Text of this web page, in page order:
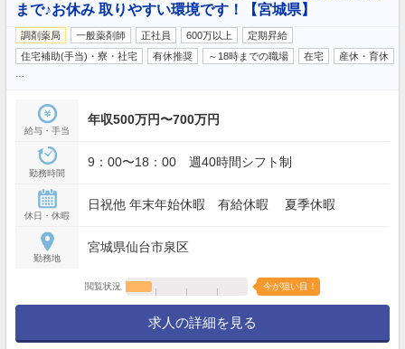
まで♪お休み 取りやすい環境です！【宮城県】
調剤薬局 一般薬剤師 正社員 600万以上
定期昇給
住宅補助(手当)・寮・社宅
有休推奨 ～18時までの職場 在宅 産休・育休
給与・手当
年収500万円〜700万円
勤務時間
9：00〜18：00 週40時間シフト制
休日・休暇
日祝他 年末年始休暇 有給休暇 夏季休暇
勤務地
宮城県仙台市泉区
閲覧状況 今が狙い目！
求人の詳細を見る